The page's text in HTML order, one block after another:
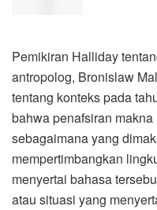
Pemikiran Halliday
antropolog, Bronislaw
tentang konteks pada
bahwa penafsiran
sebagaimana yang
mempertimbangkan
menyertai bahasa
atau situasi yang